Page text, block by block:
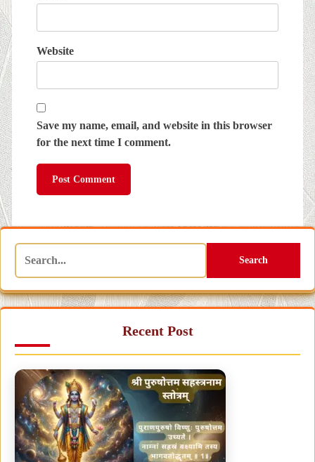
Website
Save my name, email, and website in this browser
for the next time I comment.
Search
Recent Post